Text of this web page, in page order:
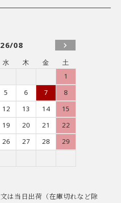
08
水 木 金
土
1
5 6 7
8
12 13 14
15
19 20 21
22
26 27 28
29
は当日出荷（在庫切れなど除